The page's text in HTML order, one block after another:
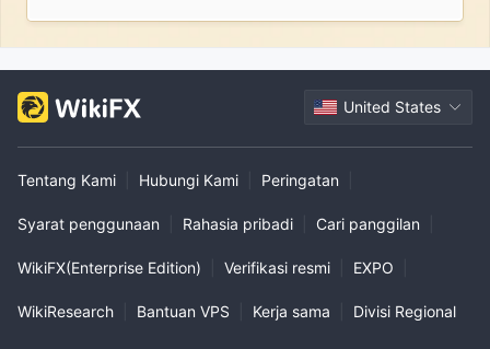
United States
Tentang Kami Hubungi Kami Peringatan
Syarat penggunaan Rahasia pribadi Cari panggilan
WikiFX(Enterprise Edition) Verifikasi resmi EXPO
WikiResearch Bantuan VPS Kerja sama Divisi Regional